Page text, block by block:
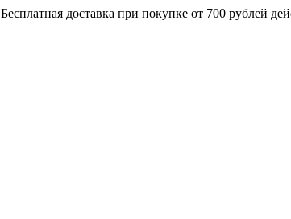
Бесплатная доставка при покупке от 700 рублей